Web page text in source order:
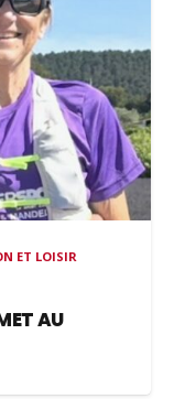
ET LOISIR
AU